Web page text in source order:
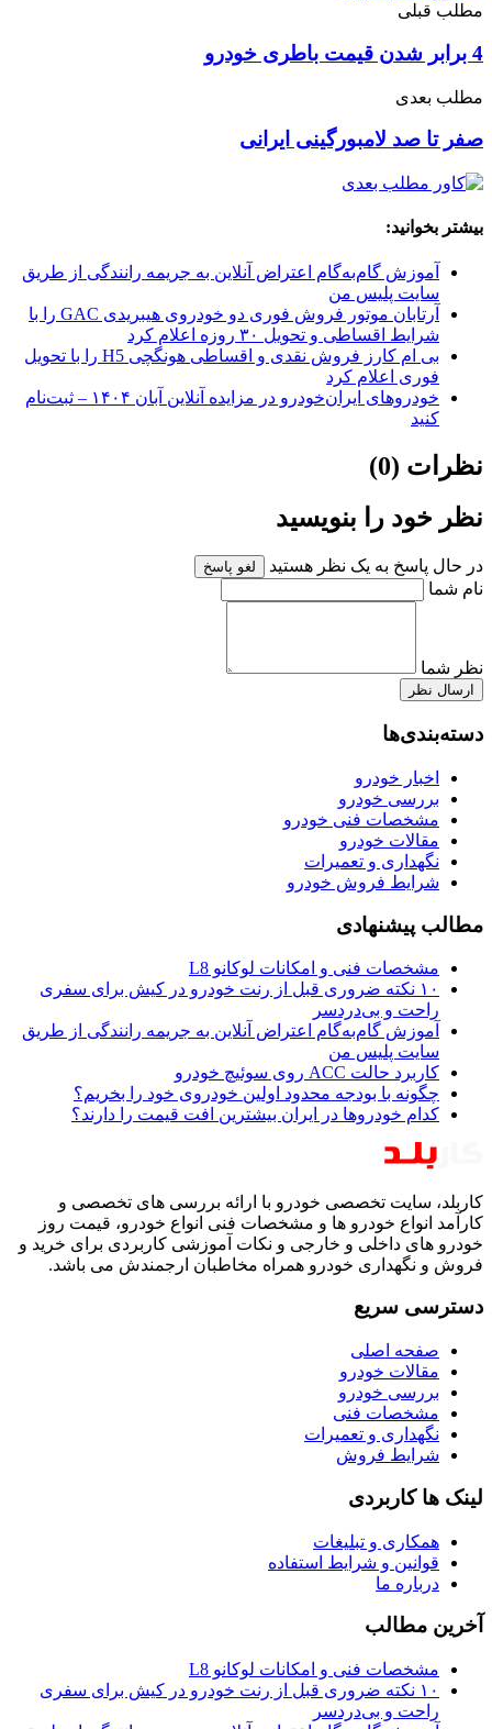
مطلب قبلی
4 برابر شدن قیمت باطری خودرو
مطلب بعدی
صفر تا صد لامبورگینی ایرانی
بیشتر بخوانید:
آموزش گام‌به‌گام اعتراض آنلاین به جریمه رانندگی از طریق
سایت پلیس من
آرتابان موتور فروش فوری دو خودروی هیبریدی GAC را با
شرایط اقساطی و تحویل ۳۰ روزه اعلام کرد
بی ام کارز فروش نقدی و اقساطی هونگچی H5 را با تحویل
فوری اعلام کرد
خودروهای ایران‌خودرو در مزایده آنلاین آبان ۱۴۰۴ – ثبت‌نام
کنید
نظرات (0)
نظر خود را بنویسید
در حال پاسخ به یک نظر هستید لغو پاسخ
نام شما
نظر شما
ارسال نظر
دسته‌بندی‌ها
اخبار خودرو
بررسی خودرو
مشخصات فنی خودرو
مقالات خودرو
نگهداری و تعمیرات
شرایط فروش خودرو
مطالب پیشنهادی
مشخصات فنی و امکانات لوکانو L8
۱۰ نکته ضروری قبل از رنت خودرو در کیش برای سفری
راحت و بی‌دردسر
آموزش گام‌به‌گام اعتراض آنلاین به جریمه رانندگی از طریق
سایت پلیس من
کاربرد حالت ACC روی سوئیچ خودرو
چگونه با بودجه محدود اولین خودروی خود را بخریم؟
کدام خودروها در ایران بیشترین افت قیمت را دارند؟
کاربلد، سایت تخصصی خودرو با ارائه بررسی های تخصصی و
کارآمد انواع خودرو ها و مشخصات فنی انواع خودرو، قیمت روز
خودرو های داخلی و خارجی و نکات آموزشی کاربردی برای خرید و
فروش و نگهداری خودرو همراه مخاطبان ارجمندش می باشد.
دسترسی سریع
صفحه اصلی
مقالات خودرو
بررسی خودرو
مشخصات فنی
نگهداری و تعمیرات
شرایط فروش
لینک ها کاربردی
همکاری و تبلیغات
قوانین و شرایط استفاده
درباره ما
آخرین مطالب
مشخصات فنی و امکانات لوکانو L8
۱۰ نکته ضروری قبل از رنت خودرو در کیش برای سفری
راحت و بی‌دردسر